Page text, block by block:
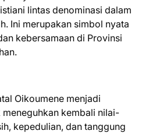
lintas denominasi dalam
Ini merupakan simbol nyata
kebersamaan di Provinsi
Oikoumene menjadi
kembali nilai-
kepedulian, dan tanggung